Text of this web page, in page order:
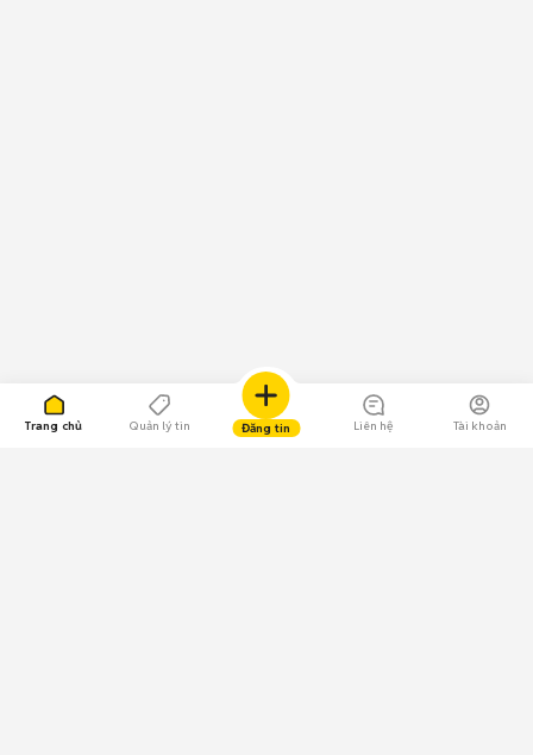
Trang chủ Quản lý tin Đăng tin Liên hệ Tài khoản